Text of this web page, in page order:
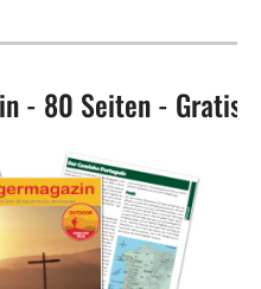
- 80 Seiten - Gratis!